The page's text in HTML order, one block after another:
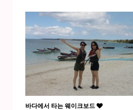
바다에서 타는 웨이크보드